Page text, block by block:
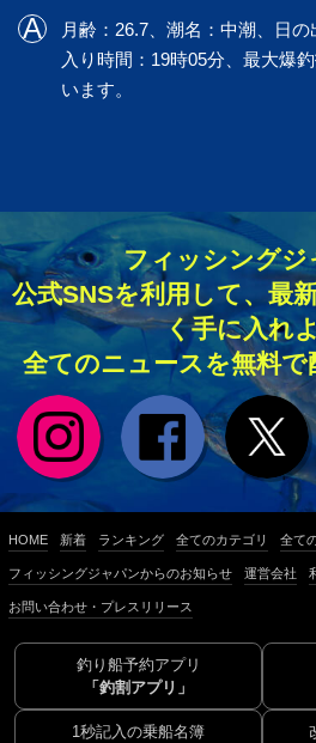
月齢：26.7、潮名：中潮、日
入り時間：19時05分、最大爆
います。
フィッシングジ
公式SNSを利用して、最
く手に入れ
全てのニュースを無料で
HOME 新着 ランキング 全てのカテゴリ 全て
フィッシングジャパンからのお知らせ 運営会社
お問い合わせ・プレスリリース
釣り船予約アプリ
「釣割アプリ」
1秒記入の乗船名簿